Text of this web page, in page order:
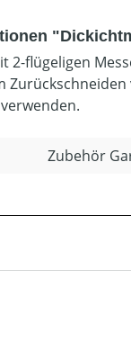
2-flügeligen
Zubehör